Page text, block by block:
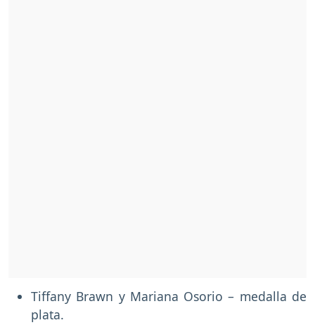
Tiffany Brawn y Mariana Osorio – medalla de
plata.